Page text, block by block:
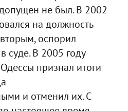
не был. В 2002
на должность
оспорил
суде. В 2005 году
признал итоги
и отменил их. С